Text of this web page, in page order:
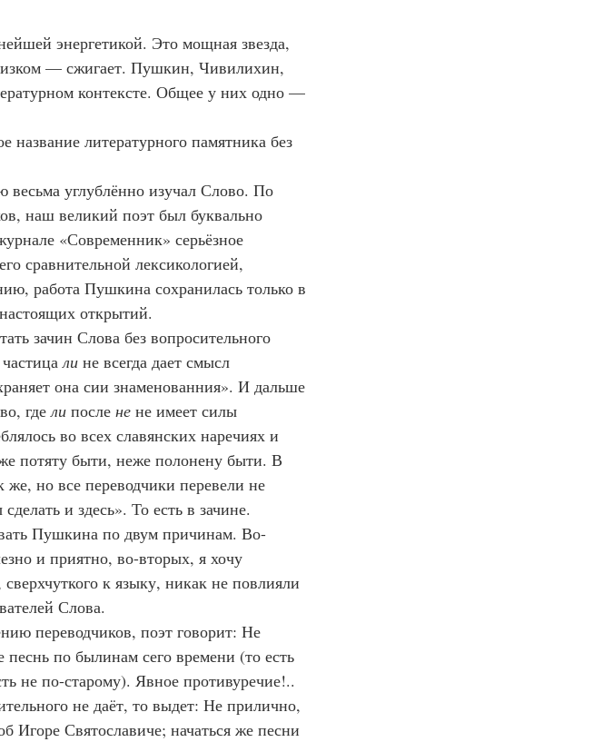
— сжигает. Пушкин, Чивилихин,
контексте. Общее у них одно —
наш великий поэт был буквально
«Современник» серьёзное
сравнительной лексикологией,
работа Пушкина сохранилась только в
открытий.
частица ли не всегда дает смысл
она сии знаменованния». И дальше
где ли после не не имеет силы
во всех славянских наречиях и
потяту быти, неже полонену быти. В
же, но все переводчики перевели не
и здесь». То есть в зачине.
и приятно, во-вторых, я хочу
к языку, никак не повлияли
Слова.
по былинам сего времени (то есть
не по-старому). Явное противуречие!..
не даёт, то выдет: Не прилично,
Игоре Святославиче; начаться же песни